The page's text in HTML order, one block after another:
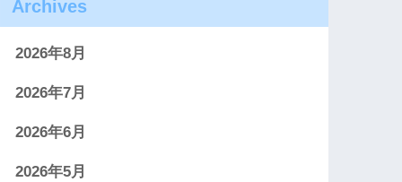
Archives
2026年8月
2026年7月
2026年6月
2026年5月